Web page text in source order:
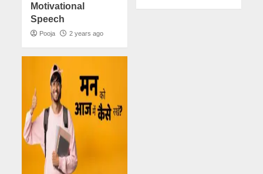
Motivational
Speech
Pooja 2 years ago